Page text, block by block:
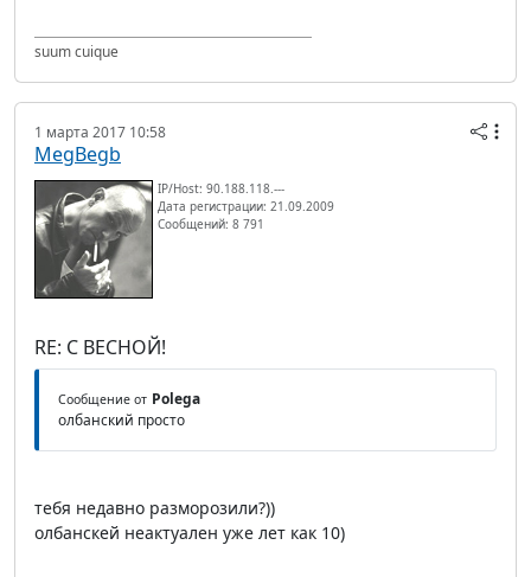
suum cuique
1 марта 2017 10:58
MegBegb
IP/Host: 90.188.118.---
Дата регистрации: 21.09.2009
Сообщений: 8 791
RE: С ВЕСНОЙ!
Сообщение от Polega
олбанский просто
тебя недавно разморозили?))
олбанскей неактуален уже лет как 10)